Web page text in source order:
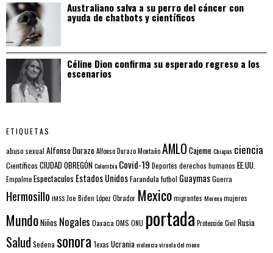
Australiano salva a su perro del cáncer con
ayuda de chatbots y científicos
Céline Dion confirma su esperado regreso a los
escenarios
ETIQUETAS
abuso sexual Alfonso DurazoAlfonso Durazo MontañoAMLO CajemeChiapas ciencia
Científicos CIUDAD OBREGÓNColombia Covid-19 Deportes derechos humanos EE.UU.
EmpalmeEspectaculos Estados UnidosFarandulafutbol GuaymasGuerra
Hermosillo IMSSJoe Biden López Obrador Mexicomigrantes Morenamujeres
MundoNiños Nogales Oaxaca OMS ONU portada Protección Civil Rusia
Salud Sedena sonora Texas Ucraniaviolenciaviruela del mono